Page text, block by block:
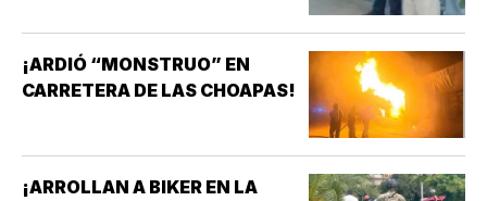
¡ARDIÓ “MONSTRUO” EN
CARRETERA DE LAS CHOAPAS!
¡ARROLLAN A BIKER EN LA